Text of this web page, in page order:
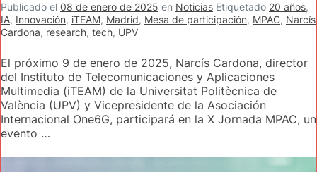
Publicado el 08 de enero de 2025 en Noticias Etiquetado 20 años,
IA, Innovación, iTEAM, Madrid, Mesa de participación, MPAC, Narcís
Cardona, research, tech, UPV
El próximo 9 de enero de 2025, Narcís Cardona, director
del Instituto de Telecomunicaciones y Aplicaciones
Multimedia (iTEAM) de la Universitat Politècnica de
València (UPV) y Vicepresidente de la Asociación
Internacional One6G, participará en la X Jornada MPAC, un
evento …